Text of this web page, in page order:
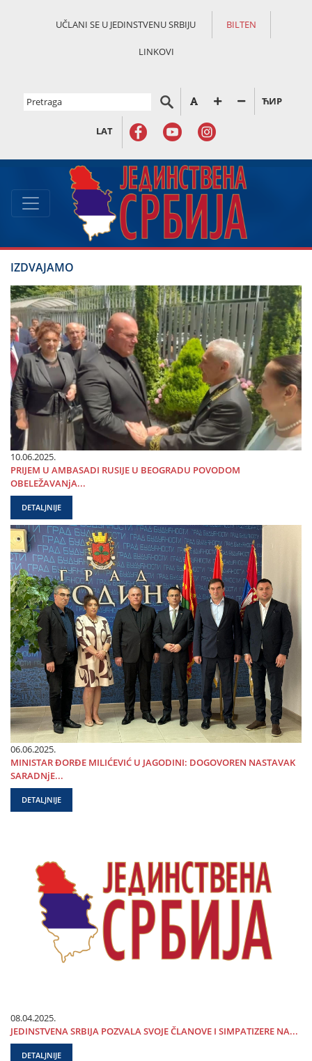
UČLANI SE U JEDINSTVENU SRBIJU BILTEN
LINKOVI
ЋИР
LAT
IZDVAJAMO
10.06.2025.
PRIЈEM U AMBASADI RUSIЈE U BEOGRADU POVODOM
OBELEŽAVANjA...
DETALJNIJE
06.06.2025.
MINISTAR ĐORĐE MILIĆEVIĆ U ЈAGODINI: DOGOVOREN NASTAVAK
SARADNjE...
DETALJNIJE
08.04.2025.
ЈEDINSTVENA SRBIЈA POZVALA SVOЈE ČLANOVE I SIMPATIZERE NA...
DETALJNIJE